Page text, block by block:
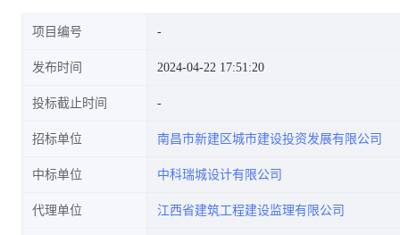
项目编号
发布时间 2024-04-22 17:51:20
投标截止时间
招标单位 南昌市新建区城市建设投资发展有限公司
中标单位 中科瑞城设计有限公司
代理单位 江西省建筑工程建设监理有限公司